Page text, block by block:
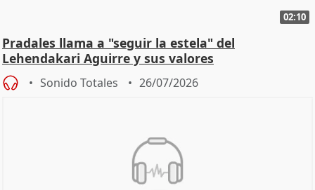
02:10
Pradales llama a "seguir la estela" del
Lehendakari Aguirre y sus valores
Sonido Totales 26/07/2026